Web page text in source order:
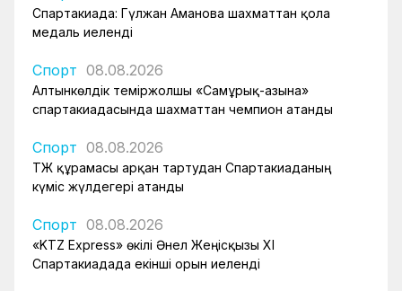
Спартакиада: Гүлжан Аманова шахматтан қола
медаль иеленді
Спорт 08.08.2026
Алтынкөлдік теміржолшы «Самұрық-Қазына»
спартакиадасында шахматтан чемпион атанды
Спорт 08.08.2026
ҚТЖ құрамасы арқан тартудан Спартакиаданың
күміс жүлдегері атанды
Спорт 08.08.2026
«KTZ Express» өкілі Әнел Жеңісқызы XI
Спартакиадада екінші орын иеленді